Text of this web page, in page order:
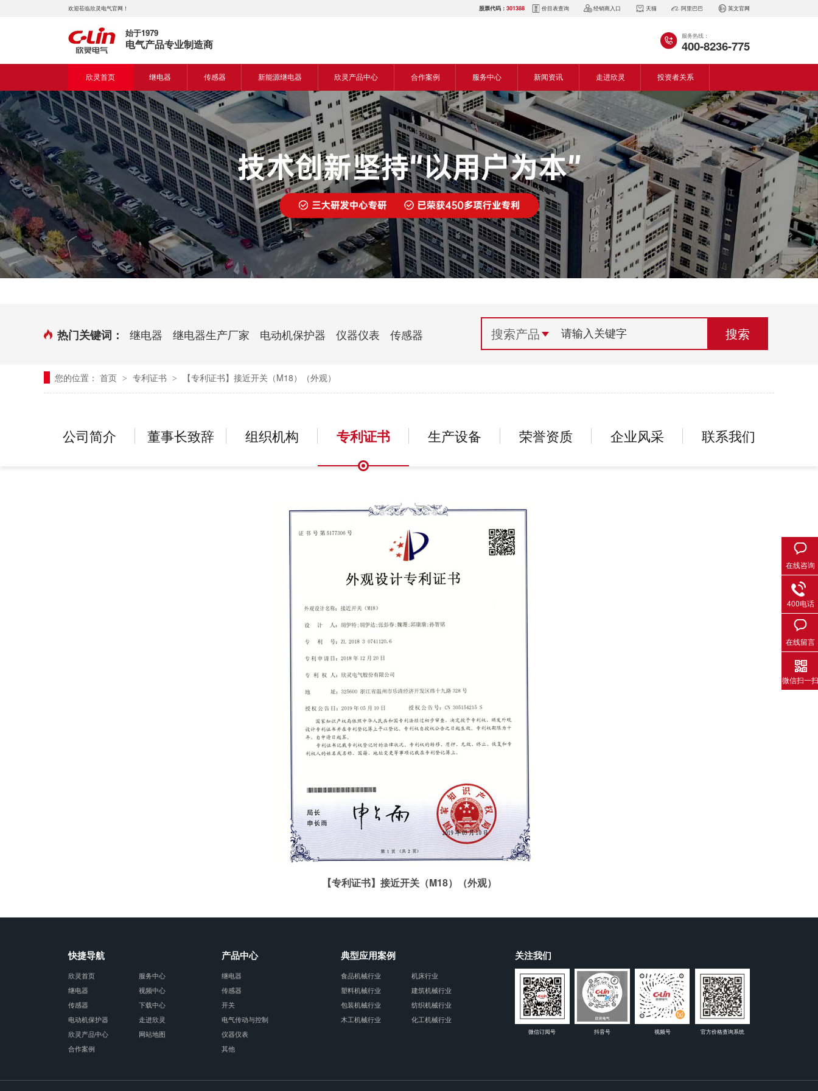
价目表查询 经销商入口 天猫 阿里巴巴 英文官网
欢迎莅临欣灵电气官网！ 股票代码：301388
始于1979
电气产品专业制造商
服务热线：
400-8236-775
欣灵首页 继电器
时间继电器
固体继电器
计数继电器
液位继电器
电磁继电器及插座
时控开关
新能源继电器
传感器
接近开关
光电开关
编码器
热电偶
热电阻
传感器端子台
新能源继电器
新能源交流继电器
新能源直流继电器
欣灵产品中心
继电器
传感器
电气传动与控制
仪器仪表
开关
配电控制
合作案例
食品机械行业
机床行业
塑料机械行业
建筑机械行业
包装机械行业
纺织机械行业
服务中心
营销网络
服务热线
电商平台
下载中心
视频中心
电气百科
常见问题
技术支持
新闻资讯
新闻动态
展会资讯
电气百科
常见问答
走进欣灵
企业简介
董事长致词
企业风采
专利证书
生产设备
荣誉资质
组织机构
联系欣灵
投资者关系
热门关键词： 继电器 继电器生产厂家 电动机保护器 仪器仪表 传感器
您的位置： 首页 > 专利证书 > 【专利证书】接近开关（M18）（外观）
公司简介 董事长致辞 组织机构 专利证书 生产设备 荣誉资质 企业风采 联系我们
【专利证书】接近开关（M18）（外观）
快捷导航
欣灵首页
服务中心
继电器
视频中心
传感器
下载中心
电动机保护器
走进欣灵
欣灵产品中心
网站地图
合作案例
产品中心
继电器
传感器
开关
电气传动与控制
仪器仪表
其他
典型应用案例
食品机械行业
机床行业
塑料机械行业
建筑机械行业
包装机械行业
纺织机械行业
木工机械行业
化工机械行业
关注我们
微信订阅号 抖音号 视频号 官方价格查询系统
在线咨询
400电话
在线留言
微信扫一扫